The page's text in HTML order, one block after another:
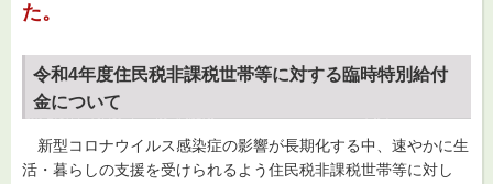
た。
令和4年度住民税非課税世帯等に対する臨時特別給付
金について
新型コロナウイルス感染症の影響が長期化する中、速やかに生
活・暮らしの支援を受けられるよう住民税非課税世帯等に対し